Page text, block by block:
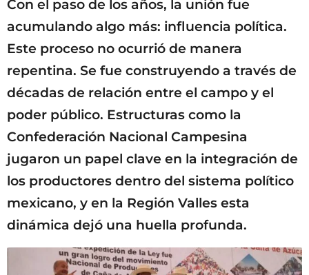
Con el paso de los años, la unión fue
acumulando algo más: influencia política.
Este proceso no ocurrió de manera
repentina. Se fue construyendo a través de
décadas de relación entre el campo y el
poder público. Estructuras como la
Confederación Nacional Campesina
jugaron un papel clave en la integración de
los productores dentro del sistema político
mexicano, y en la Región Valles esta
dinámica dejó una huella profunda.